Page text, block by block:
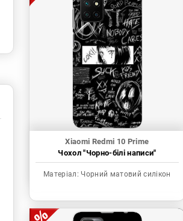
Xiaomi Redmi 10 Prime
Чохол "Чорно-білі написи"
Матеріал: Чорний матовий силікон